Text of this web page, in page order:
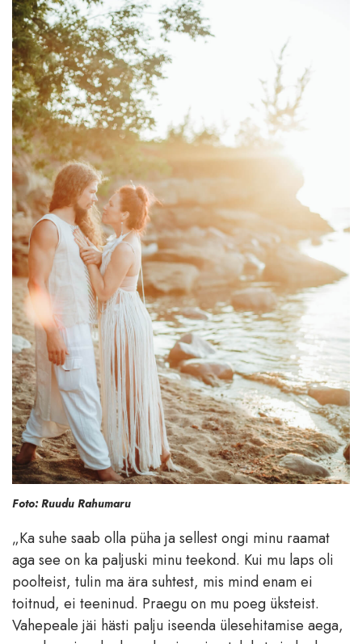
Foto: Ruudu Rahumaru
„Ka suhe saab olla püha ja sellest ongi minu raamat
aga see on ka paljuski minu teekond. Kui mu laps oli
poolteist, tulin ma ära suhtest, mis mind enam ei
toitnud, ei teeninud. Praegu on mu poeg üksteist.
Vahepeale jäi hästi palju iseenda ülesehitamise aega,